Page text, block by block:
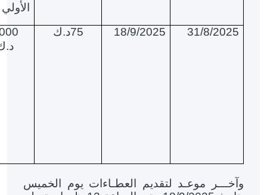
الأولي
31/8/2025
18/9/2025 75د.ك
وآخـــر موعـد لتقديم العطـاءات يوم الخميس